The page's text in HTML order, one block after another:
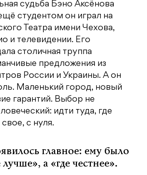
судьба Бэно Аксёнова
студентом он играл на
Театра имени Чехова,
и телевидении. Его
столичная труппа
предложения из
России и Украины. А он
Маленький город, новый
гарантий. Выбор не
идти туда, где
с нуля.
главное: ему было
а «где честнее».